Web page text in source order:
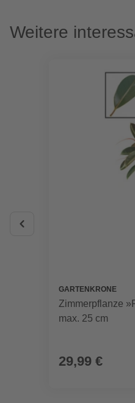
Weitere
GARTENKRONE
Zimmerpflanze
max. 25 cm
29,99 €